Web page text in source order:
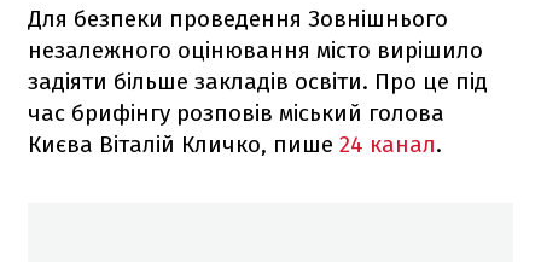
Для безпеки проведення Зовнішнього
незалежного оцінювання місто вирішило
задіяти більше закладів освіти. Про це під
час брифінгу розповів міський голова
Києва Віталій Кличко, пише 24 канал.